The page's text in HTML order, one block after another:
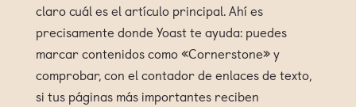
claro cuál es el artículo principal. Ahí es
precisamente donde Yoast te ayuda: puedes
marcar contenidos como «Cornerstone» y
comprobar, con el contador de enlaces de texto,
si tus páginas más importantes reciben